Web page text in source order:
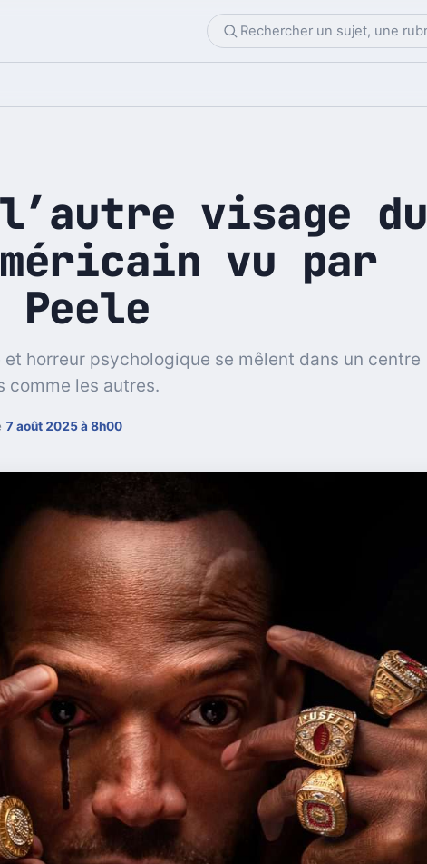
visage du
vu par
Peele
horreur psychologique se mêlent dans un centre
comme les autres.
7 août 2025 à 8h00